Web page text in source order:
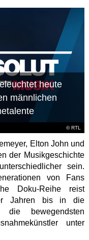
© RTL
heute
männlichen
Elton John und
der Musikgeschichte
sein.
von Fans
Doku-Reihe reist
Jahren bis in die
bewegendsten
unter